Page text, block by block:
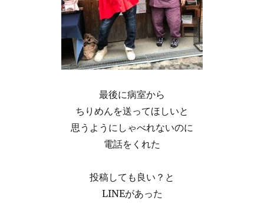
最後に病室から
ちりめんを送ってほしいと
思うようにしゃべれないのに
電話をくれた
投稿しても良い？と
LINEがあった